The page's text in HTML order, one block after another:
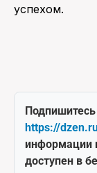
успехом.
https://
информации
доступен в